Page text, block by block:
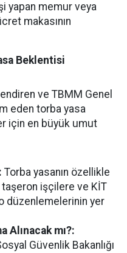
yapan memur veya
makasının
Beklentisi
ve TBMM Genel
eden torba yasa
için en büyük umut
Torba yasanın özellikle
işçilere ve KİT
düzenlemelerinin yer
Alınacak mı?:
Güvenlik Bakanlığı